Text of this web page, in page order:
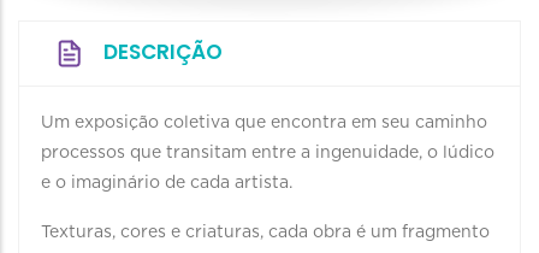
DESCRIÇÃO
Um exposição coletiva que encontra em seu caminho
processos que transitam entre a ingenuidade, o lúdico
e o imaginário de cada artista.
Texturas, cores e criaturas, cada obra é um fragmento